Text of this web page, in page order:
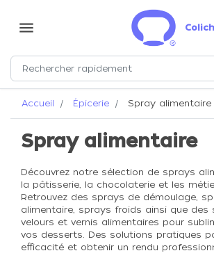
menu
Accueil Épicerie Spray alimentaire
Spray alimentaire
Découvrez notre sélection de sprays
la pâtisserie, la chocolaterie et les
Retrouvez des sprays de démoulage,
alimentaire, sprays froids ainsi que des
velours et vernis alimentaires pour
vos desserts. Des solutions pratiques
efficacité et obtenir un rendu